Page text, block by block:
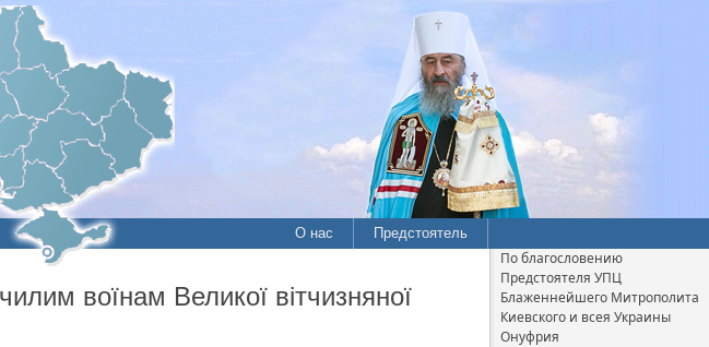
О нас Предстоятель
воїнам Великої вітчизняної
По благословению
Предстоятеля УПЦ
Блаженнейшего Митрополита
Киевского и всея Украины
Онуфрия